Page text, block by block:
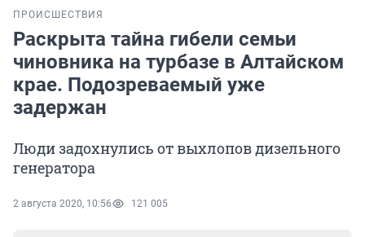
ПРОИСШЕСТВИЯ
Раскрыта тайна гибели семьи
чиновника на турбазе в Алтайском
крае. Подозреваемый уже
задержан
Люди задохнулись от выхлопов дизельного
генератора
2 августа 2020, 10:56 121 005